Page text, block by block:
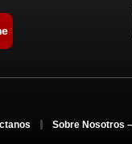
Sobre Nosotros